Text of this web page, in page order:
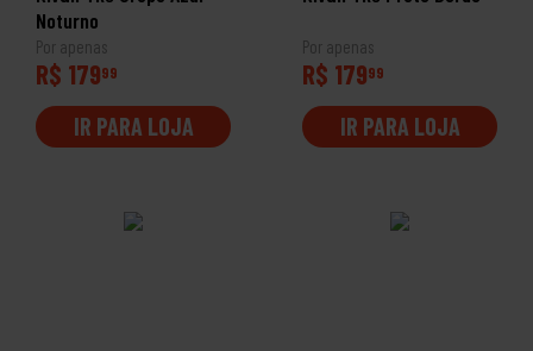
Noturno
Por apenas
R$ 17999
IR PARA LOJA
Por apenas
R$ 17999
IR PARA LOJA